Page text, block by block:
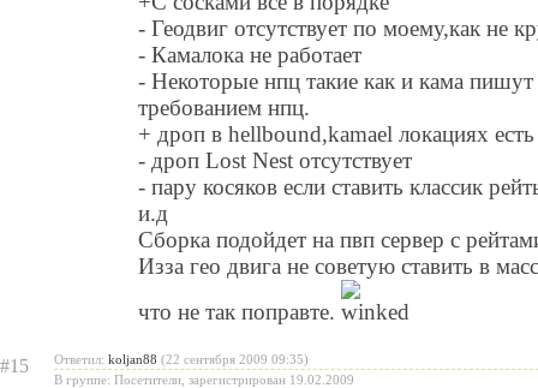
- Геодвиг отсутствует по моему,как не
- Камалока не работает
- Некоторые нпц такие как и кама пишут
требованием нпц.
+ дроп в hellbound,kamael локациях
- дроп Lost Nest отсутствует
- пару косяков если ставить классик
и.д
Сборка подойдет на пвп сервер с
Изза гео двига не советую ставить в
что не так поправте.
#15 Ответил: koljan88 (22 сентября 2009 09:35)
В группе: Посетители, зарегистрирован 19.02.2009